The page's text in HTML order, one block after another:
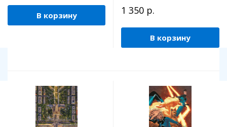
В корзину 1 350 р.
В корзину